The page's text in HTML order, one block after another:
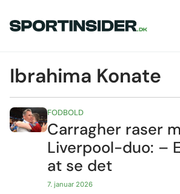
Ibrahima Konate
Carragher raser
Liverpool-duo: –
at se det
7. januar 2026
FODBOLD